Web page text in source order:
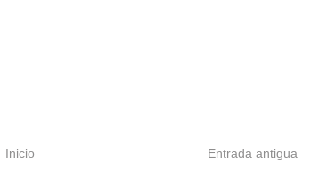
Entrada antigua
Inicio